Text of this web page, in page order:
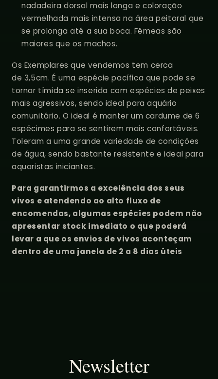
nadadeira dorsal mais longa e coloração
vermelhada mais intensa na área peitoral que
se prolonga até a sua boca. Fêmeas são
maiores que os machos.
Os Exemplares que vendemos tem cerca
de 3,5cm. É uma espécie pacífica que pode se
tornar tímida se inserida com espécies de peixes
mais agressivos, sendo ideal para aquário
comunitário. O ideal é manter um cardume de 6
espécimes para se sentirem mais confortáveis.
Toleram a uma grande variedade de condições
de água, sendo bastante resistente e ideal para
aquaristas iniciantes.
Para garantirmos a excelência dos seus
vivos e atendendo ao alto fluxo de
encomendas, algumas espécies podem não
apresentar stock imediato o que poderá
levar a que os envios de vivos aconteçam
dentro de uma janela de 2 a 8 dias úteis
Newsletter